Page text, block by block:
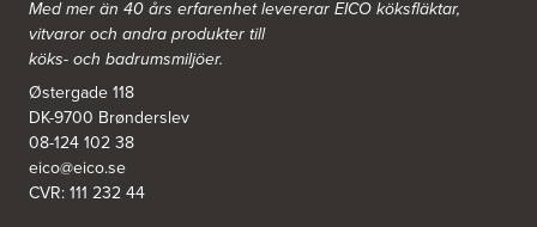
Ballingslöv Hässleholm
Okvägen 6
Stoby Måleri AB
281 51 Hässleholm
Tel.:0046-451388500
http://www.ballingslov.se
Med mer än 40 års erfarenhet levererar EICO köksfläktar,
vitvaror och andra produkter till
köks- och badrumsmiljöer.
Østergade 118
DK-9700 Brønderslev
08-124 102 38
eico@eico.se
CVR: 111 232 44